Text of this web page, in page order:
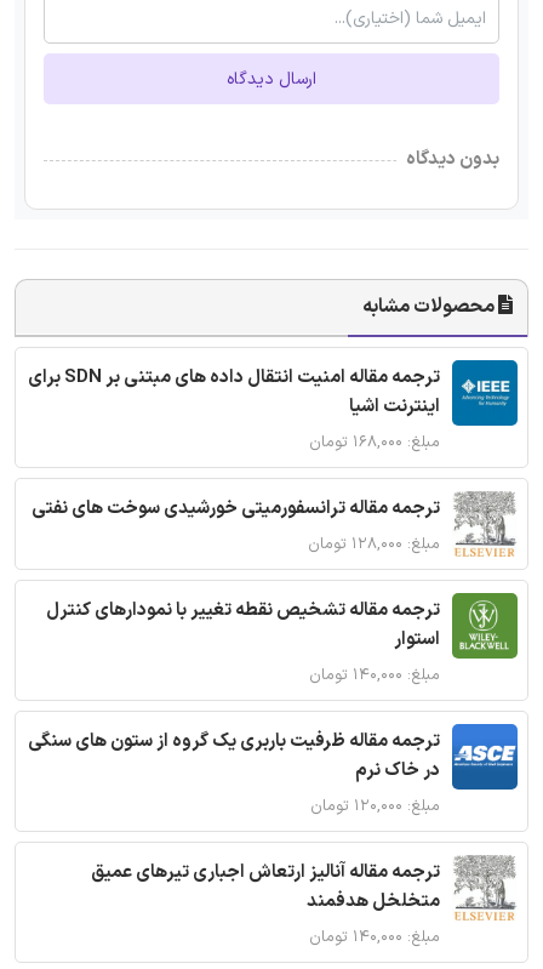
ارسال دیدگاه
بدون دیدگاه
محصولات مشابه
ترجمه مقاله امنیت انتقال داده های مبتنی بر SDN برای
اینترنت اشیا
مبلغ: ۱۶۸,۰۰۰ تومان
ترجمه مقاله ترانسفورمیتی خورشیدی سوخت های نفتی
مبلغ: ۱۲۸,۰۰۰ تومان
ترجمه مقاله تشخیص نقطه تغییر با نمودارهای کنترل
استوار
مبلغ: ۱۴۰,۰۰۰ تومان
ترجمه مقاله ظرفیت باربری یک گروه از ستون های سنگی
در خاک نرم
مبلغ: ۱۲۰,۰۰۰ تومان
ترجمه مقاله آنالیز ارتعاش اجباری تیرهای عمیق
متخلخل هدفمند
مبلغ: ۱۴۰,۰۰۰ تومان